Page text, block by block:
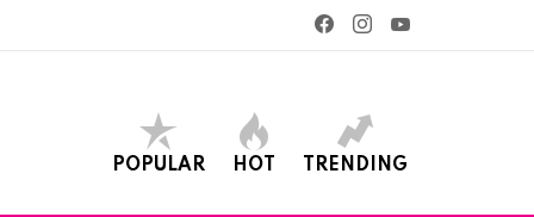
facebookinstagram
POPULAR HOT TRENDING